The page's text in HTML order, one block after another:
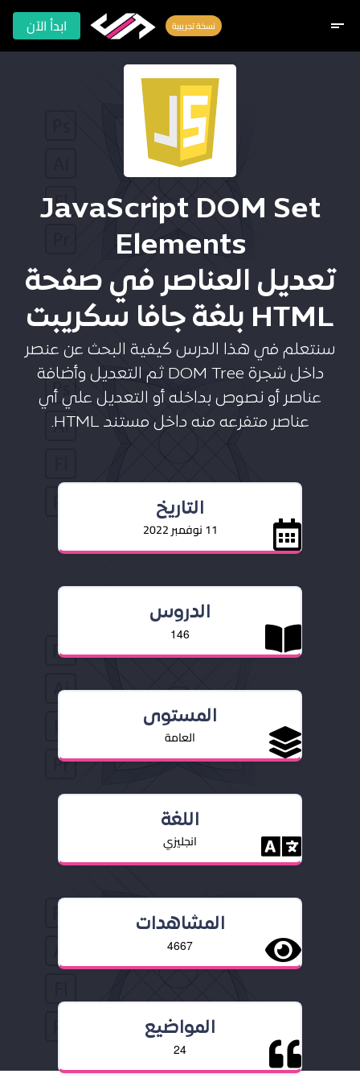
short_text نسخة تجريبية ابدأ الآن
JavaScript DOM Set
Elements
تعديل العناصر في صفحة
HTML بلغة جافا سكريبت
سنتعلم في هذا الدرس كيفية البحث عن عنصر
داخل شجرة DOM Tree ثم التعديل وأضافة
عناصر أو نصوص بداخله أو التعديل علي أي
عناصر متفرعه منه داخل مستند HTML.
التاريخ
11 نوفمبر 2022
الدروس
146
المستوى
العامة
اللغة
انجليزي
المشاهدات
4667
المواضيع
24